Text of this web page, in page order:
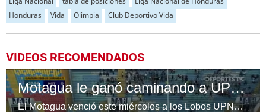
Honduras
Vida Olimpia Club Deportivo Vida
VIDEOS RECOMENDADOS
Motagua le ganó caminando a UPNFM y no quiere soltar la cima de la tabla en Liga Nacional
El Motagua venció este miércoles a los Lobos UPNFM en partido de continuación de la jornada 11 del torneo Clausura 2026 de la Liga Nacional de Honduras.